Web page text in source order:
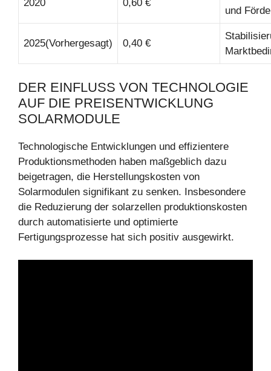
2020 0,60 €
und
2025(Vorhergesagt) 0,40 €
DER EINFLUSS VON TECHNOLOGIE
AUF DIE PREISENTWICKLUNG
SOLARMODULE
Technologische Entwicklungen und effizientere
Produktionsmethoden haben maßgeblich dazu
beigetragen, die Herstellungskosten von
Solarmodulen signifikant zu senken. Insbesondere
die Reduzierung der solarzellen produktionskosten
durch automatisierte und optimierte
Fertigungsprozesse hat sich positiv ausgewirkt.